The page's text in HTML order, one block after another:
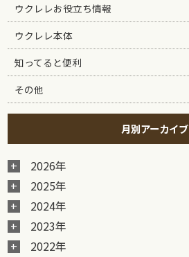
ウクレレお役立ち情報
ウクレレ本体
知ってると便利
その他
月別アーカイブ
2026年
2025年
2024年
2023年
2022年